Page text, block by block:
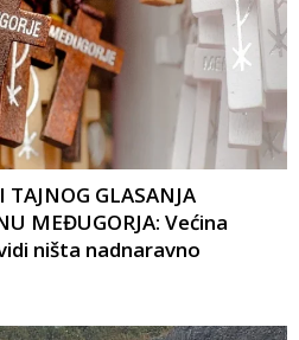
GLASANJA
MEĐUGORJA: Većina
ništa nadnaravno